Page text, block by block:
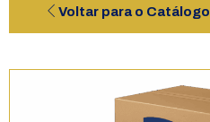
Voltar para o Catálogo